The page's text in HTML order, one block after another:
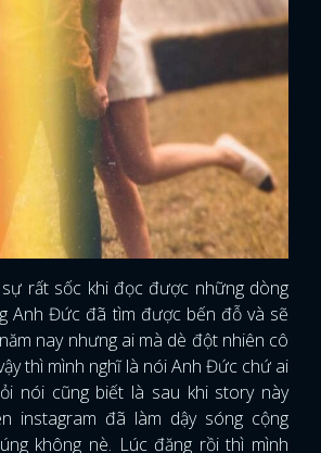
rất sốc khi đọc được những dòng
Anh Đức đã tìm được bến đỗ và sẽ
nay nhưng ai mà dè đột nhiên cô
thì mình nghĩ là nói Anh Đức chứ ai
nói cũng biết là sau khi story này
instagram đã làm dậy sóng cộng
không nè. Lúc đăng rồi thì mình